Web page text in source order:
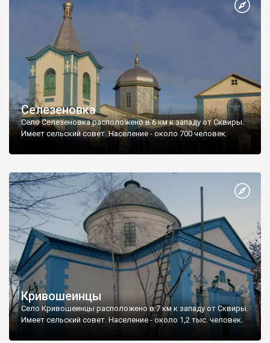
Селезеновка
Село Селезеновка расположено в 6 км к западу от Сквиры.
Имеет сельский совет. Население - около 700 человек.
Кривошеинцы
Село Кривошеинцы расположено в 7 км к западу от Сквиры.
Имеет сельский совет. Население - около 1,2 тыс. человек.